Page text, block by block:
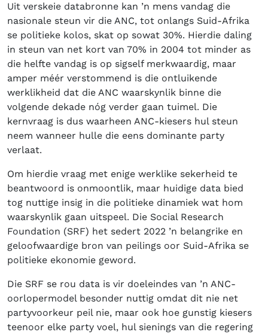
Uit verskeie databronne kan ’n mens vandag die
nasionale steun vir die ANC, tot onlangs Suid-Afrika
se politieke kolos, skat op sowat 30%. Hierdie daling
in steun van net kort van 70% in 2004 tot minder as
die helfte vandag is op sigself merkwaardig, maar
amper méér verstommend is die ontluikende
werklikheid dat die ANC waarskynlik binne die
volgende dekade nóg verder gaan tuimel. Die
kernvraag is dus waarheen ANC-kiesers hul steun
neem wanneer hulle die eens dominante party
verlaat.
Om hierdie vraag met enige werklike sekerheid te
beantwoord is onmoontlik, maar huidige data bied
tog nuttige insig in die politieke dinamiek wat hom
waarskynlik gaan uitspeel. Die Social Research
Foundation (SRF) het sedert 2022 ’n belangrike en
geloofwaardige bron van peilings oor Suid-Afrika se
politieke ekonomie geword.
Die SRF se rou data is vir doeleindes van ’n ANC-
oorlopermodel besonder nuttig omdat dit nie net
partyvoorkeur peil nie, maar ook hoe gunstig kiesers
teenoor elke party voel, hul sienings van die regering